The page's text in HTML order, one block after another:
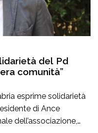
del Pd
comunità”
esprime solidarietà
di Ance
dell’associazione,